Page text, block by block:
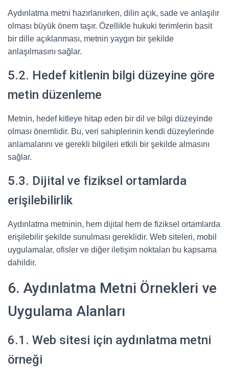
Aydınlatma metni hazırlanırken, dilin açık, sade ve anlaşılır
olması büyük önem taşır. Özellikle hukuki terimlerin basit
bir dille açıklanması, metnin yaygın bir şekilde
anlaşılmasını sağlar.
5.2. Hedef kitlenin bilgi düzeyine göre
metin düzenleme
Metnin, hedef kitleye hitap eden bir dil ve bilgi düzeyinde
olması önemlidir. Bu, veri sahiplerinin kendi düzeylerinde
anlamalarını ve gerekli bilgileri etkili bir şekilde almasını
sağlar.
5.3. Dijital ve fiziksel ortamlarda
erişilebilirlik
Aydınlatma metninin, hem dijital hem de fiziksel ortamlarda
erişilebilir şekilde sunulması gereklidir. Web siteleri, mobil
uygulamalar, ofisler ve diğer iletişim noktaları bu kapsama
dahildir.
6. Aydınlatma Metni Örnekleri ve
Uygulama Alanları
6.1. Web sitesi için aydınlatma metni
örneği